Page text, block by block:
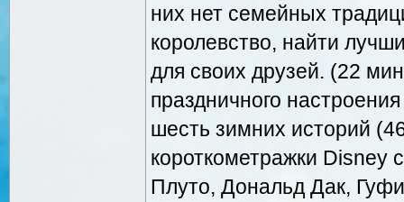
них нет семейных
королевство, найти
для своих друзей. (22
праздничного
шесть зимних историй
короткометражки
Плуто, Дональд Дак,